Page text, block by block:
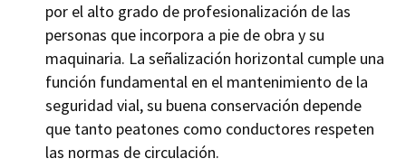
por el alto grado de profesionalización de las
personas que incorpora a pie de obra y su
maquinaria. La señalización horizontal cumple una
función fundamental en el mantenimiento de la
seguridad vial, su buena conservación depende
que tanto peatones como conductores respeten
las normas de circulación.